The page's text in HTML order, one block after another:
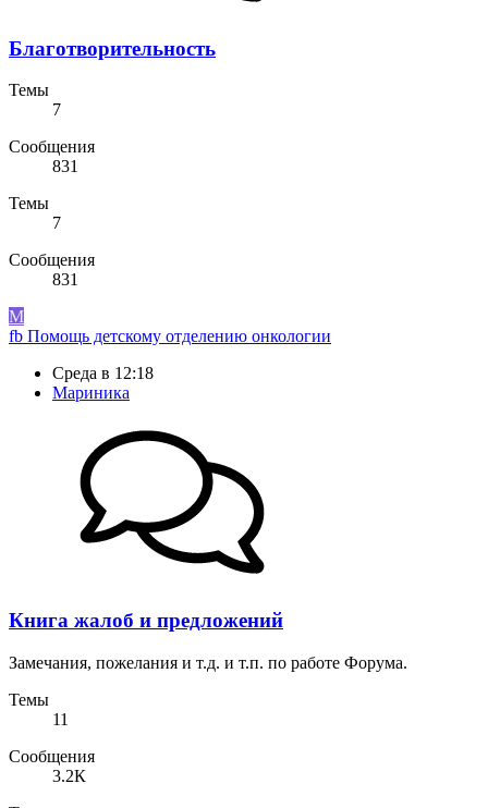
Благотворительность
Темы
7
Сообщения
831
Темы
7
Сообщения
831
М
fb Помощь детскому отделению онкологии
Среда в 12:18
Мариника
Книга жалоб и предложений
Замечания, пожелания и т.д. и т.п. по работе Форума.
Темы
11
Сообщения
3.2К